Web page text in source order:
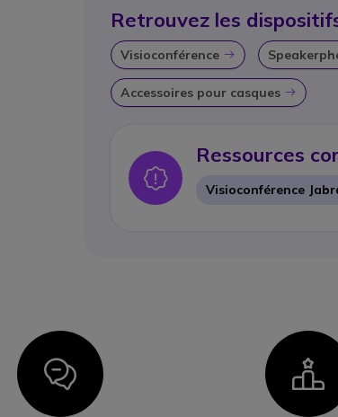
Retrouvez les
Visioconférence Icon
Accessoires pour casques Icon
Icon
Ressources
Visioconférence
Icon